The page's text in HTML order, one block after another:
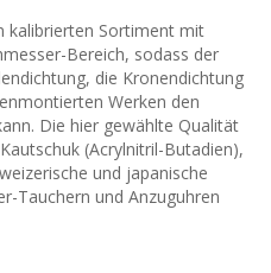
kalibrierten Sortiment mit
Bereich, sodass der
die Kronendichtung
Werken den
Die hier gewählte Qualität
(Acrylnitril-Butadien),
und japanische
Tauchern und Anzuguhren